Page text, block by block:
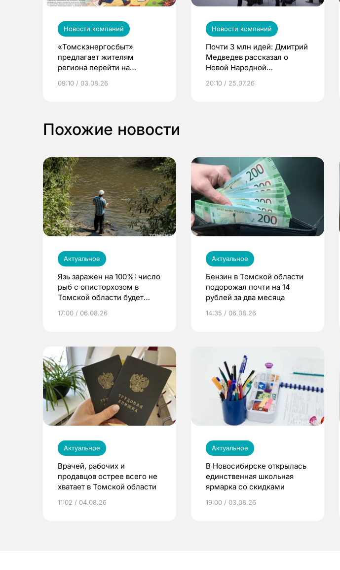
Новости компаний
«Томскэнергосбыт»
предлагает жителям
региона перейти на
выиграть призы
09:10 / 03.08.26
Новости компаний
Почти 3 млн идей: Дмитрий
Медведев рассказал о
Новой Народной
20:10 / 25.07.26
Похожие новости
Актуальное
Язь заражен на 100%: число
рыб с описторхозом в
Томской области будет
17:00 / 06.08.26
Актуальное
Бензин в Томской области
подорожал почти на 14
рублей за два месяца
14:35 / 06.08.26
Актуальное
Врачей, рабочих и
продавцов острее всего не
хватает в Томской области
11:02 / 04.08.26
Актуальное
В Новосибирске открылась
единственная школьная
ярмарка со скидками
19:00 / 03.08.26